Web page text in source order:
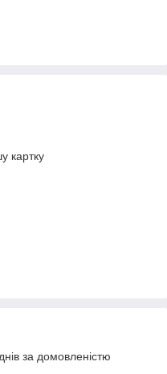
картку
за домовленістю